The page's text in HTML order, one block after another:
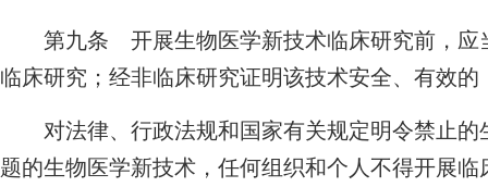
第九条 开展生物医学新技术临床研究前，应
临床研究；经非临床研究证明该技术安全、有效
对法律、行政法规和国家有关规定明令禁止的
题的生物医学新技术，任何组织和个人不得开展临